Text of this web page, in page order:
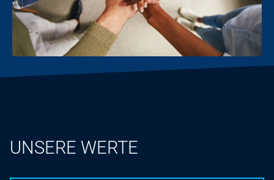
UNSERE WERTE